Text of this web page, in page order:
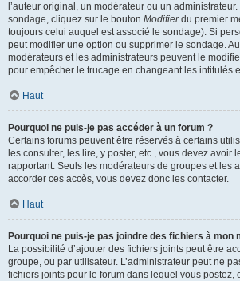
l’auteur original, un modérateur ou un
sondage, cliquez sur le bouton Modifierdu premier
toujours celui auquel est associé le sondage). Si
peut modifier une option ou supprimer le sondage.
modérateurs et les administrateurs peuvent le
pour empêcher le trucage en changeant les intitulés
Haut
Pourquoi ne puis-je pas accéder à un forum ?
Certains forums peuvent être réservés à certains
les consulter, les lire, y poster, etc., vous devez avoir
rapportant. Seuls les modérateurs de groupes et les
accorder ces accès, vous devez donc les contacter.
Haut
Pourquoi ne puis-je pas joindre des fichiers à mon
La possibilité d’ajouter des fichiers joints peut être
groupe, ou par utilisateur. L’administrateur peut ne
fichiers joints pour le forum dans lequel vous postez,